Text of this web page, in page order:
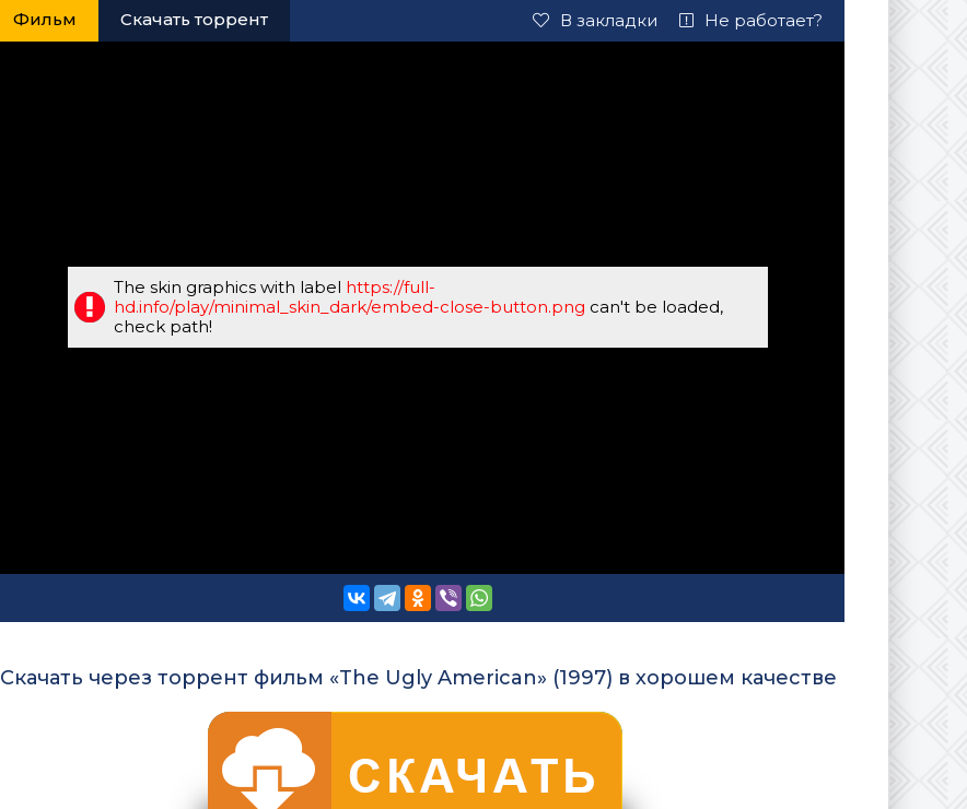
Фильм Скачать торрент В закладки Не работает?
The skin graphics with label https://full-
hd.info/play/minimal_skin_dark/embed-close-button.png can't be loaded,
check path!
Скачать через торрент фильм «The Ugly American» (1997) в хорошем качестве